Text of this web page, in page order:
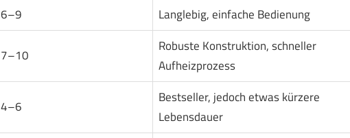
6–9 Langlebig, einfache Bedienung
7–10
Robuste Konstruktion, schneller
Aufheizprozess
4–6
Bestseller, jedoch etwas kürzere
Lebensdauer